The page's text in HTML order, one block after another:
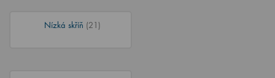
Nízká skříň (21)